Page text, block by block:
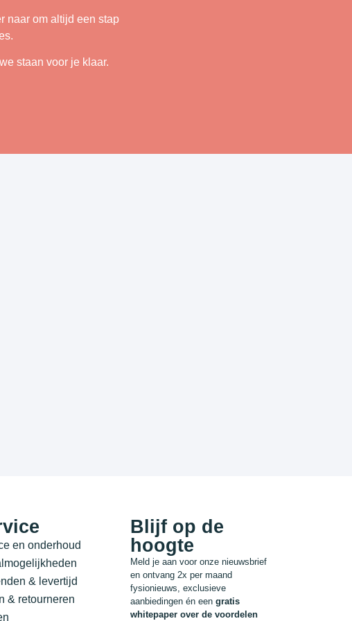
naar om altijd een stap
staan voor je klaar.
en onderhoud
& levertijd
& retourneren
Blijf op de
hoogte
Meld je aan voor onze nieuwsbrief
en ontvang 2x per maand
fysionieuws, exclusieve
aanbiedingen én een gratis
whitepaper over de voordelen